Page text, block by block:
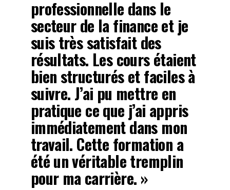
professionnelle dans le
secteur de la finance et je
suis très satisfait des
résultats. Les cours étaient
bien structurés et faciles à
suivre. J’ai pu mettre en
pratique ce que j’ai appris
immédiatement dans mon
travail. Cette formation a
été un véritable tremplin
pour ma carrière. »